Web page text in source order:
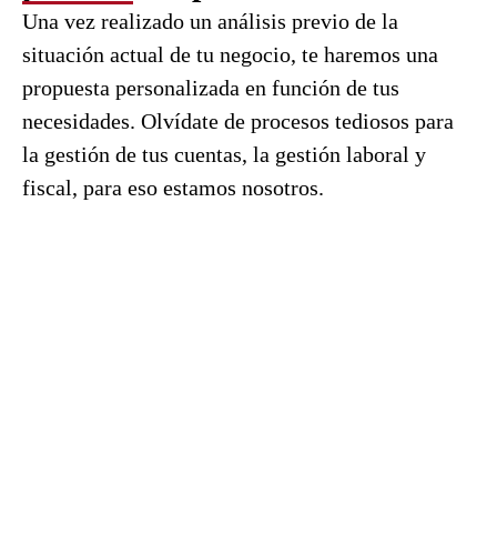
Una vez realizado un análisis previo de la
situación actual de tu negocio, te haremos una
propuesta personalizada en función de tus
necesidades. Olvídate de procesos tediosos para
la gestión de tus cuentas, la gestión laboral y
fiscal, para eso estamos nosotros.